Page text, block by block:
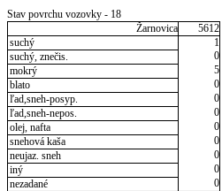
Stav povrchu vozovky - 18
Žarnovica
5612
suchý
1
suchý, znečis.
0
mokrý
5
blato
0
ľad,sneh-posyp.
0
ľad,sneh-nepos.
0
olej, nafta
0
snehová kaša
0
neujaz. sneh
0
iný
0
nezadané
0